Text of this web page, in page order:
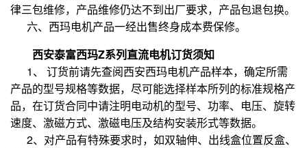
律三包维修，产品维修仍达不到出厂要求，产品包退包换。
六、西玛电机产品一经出售终身成本费保修。
西安泰富西玛Z系列直流电机订货须知
1、 订货前请先查阅西安西玛电机产品样本，确定所需
产品的型号规格等数据，尽可能选择样本所列的标准规格产
品，在订货合同中请注明电动机的型号、功率、电压、旋转
速度、激磁方式、激磁电压及结构安装形式等数据。
2、对产品有特殊要求时，如双轴伸、出线盒位置反盒、